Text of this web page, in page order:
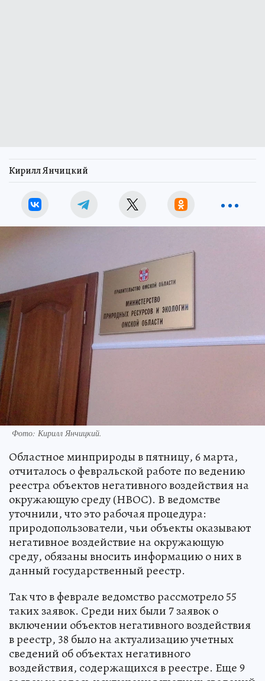
Кирилл Янчицкий
Фото: Кирилл Янчицкий.
Областное минприроды в пятницу, 6 марта,
отчиталось о февральской работе по ведению
реестра объектов негативного воздействия на
окружающую среду (НВОС). В ведомстве
уточнили, что это рабочая процедура:
природопользователи, чьи объекты оказывают
негативное воздействие на окружающую
среду, обязаны вносить информацию о них в
данный государственный реестр.
Так что в феврале ведомство рассмотрело 55
таких заявок. Среди них были 7 заявок о
включении объектов негативного воздействия
в реестр, 38 было на актуализацию учетных
сведений об объектах негативного
воздействия, содержащихся в реестре. Еще 9